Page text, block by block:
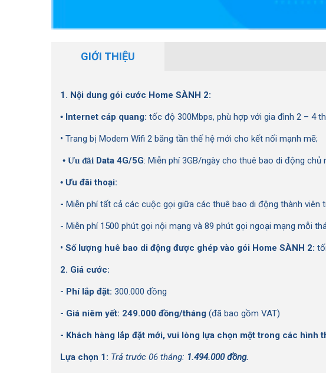
GIỚI THIỆU
1. Nội dung gói cước Home SÀNH 2:
• Internet cáp quang: tốc độ 300Mbps, phù hợp với gia đình 2 – 4
• Trang bị Modem Wifi 2 băng tần thế hệ mới cho kết nối mạnh mẽ;
• Ưu đãi Data 4G/5G: Miễn phí 3GB/ngày cho thuê bao di động chủ
• Ưu đãi thoại:
- Miễn phí tất cả các cuộc gọi giữa các thuê bao di động thành viên
- Miễn phí 1500 phút gọi nội mạng và 89 phút gọi ngoại mạng mỗi
• Số lượng huê bao di động được ghép vào gói Home SÀNH 2:
2. Giá cước:
- Phí lắp đặt: 300.000 đồng
- Giá niêm yết: 249.000 đồng/tháng (đã bao gồm VAT)
- Khách hàng lắp đặt mới, vui lòng lựa chọn một trong các hình
Lựa chọn 1: Trả trước 06 tháng: 1.494.000 đồng.